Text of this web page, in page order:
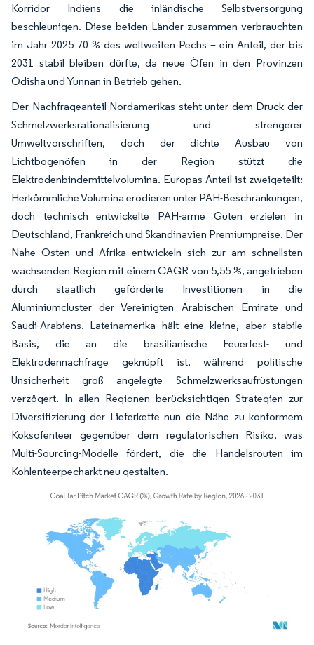
Korridor Indiens die inländische Selbstversorgung
beschleunigen. Diese beiden Länder zusammen verbrauchten
im Jahr 2025 70 % des weltweiten Pechs – ein Anteil, der bis
2031 stabil bleiben dürfte, da neue Öfen in den Provinzen
Odisha und Yunnan in Betrieb gehen.
Der Nachfrageanteil Nordamerikas steht unter dem Druck der
Schmelzwerksrationalisierung und strengerer
Umweltvorschriften, doch der dichte Ausbau von
Lichtbogenöfen in der Region stützt die
Elektrodenbindemittelvolumina. Europas Anteil ist zweigeteilt:
Herkömmliche Volumina erodieren unter PAH-Beschränkungen,
doch technisch entwickelte PAH-arme Güten erzielen in
Deutschland, Frankreich und Skandinavien Premiumpreise. Der
Nahe Osten und Afrika entwickeln sich zur am schnellsten
wachsenden Region mit einem CAGR von 5,55 %, angetrieben
durch staatlich geförderte Investitionen in die
Aluminiumcluster der Vereinigten Arabischen Emirate und
Saudi-Arabiens. Lateinamerika hält eine kleine, aber stabile
Basis, die an die brasilianische Feuerfest- und
Elektrodennachfrage geknüpft ist, während politische
Unsicherheit groß angelegte Schmelzwerksaufrüstungen
verzögert. In allen Regionen berücksichtigen Strategien zur
Diversifizierung der Lieferkette nun die Nähe zu konformem
Koksofenteer gegenüber dem regulatorischen Risiko, was
Multi-Sourcing-Modelle fördert, die die Handelsrouten im
Kohlenteerpecharkt neu gestalten.